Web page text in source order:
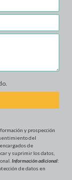
y prospección
del
de
y suprimir los datos,
Información adicional:
de datos en